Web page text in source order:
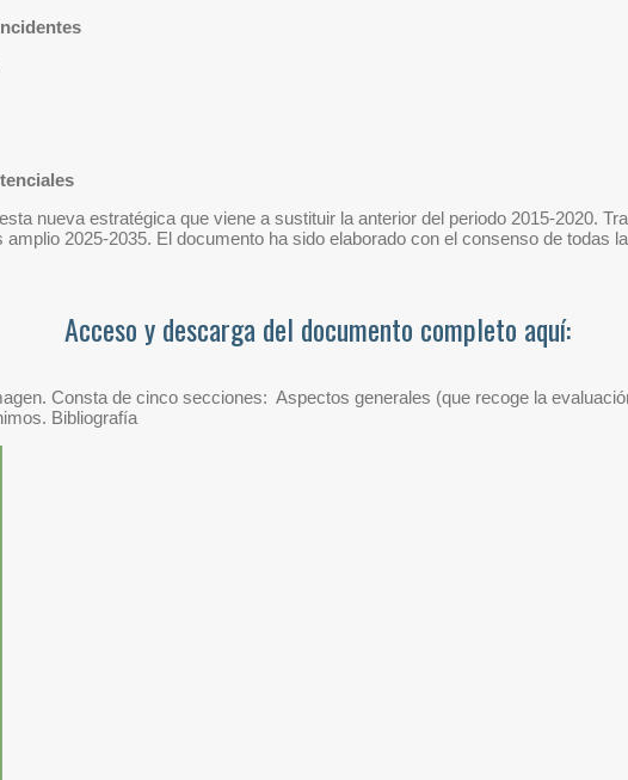
nueva estratégica que viene a sustituir la anterior del periodo 2015-2020.
2025-2035. El documento ha sido elaborado con el consenso de todas
Acceso y descarga del documento completo aquí:
Consta de cinco secciones: Aspectos generales (que recoge la
Bibliografía